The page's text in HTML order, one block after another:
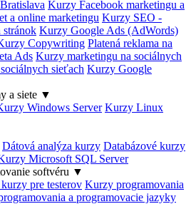
Kurzy Facebook marketingu a
a online marketingu Kurzy SEO -
stránok Kurzy Google Ads (AdWords)
Copywriting Platená reklama na
Ads Kurzy marketingu na sociálnych
sieťach Kurzy Google
a siete ▼
Windows Server Kurzy Linux
Dátová analýza kurzy Databázové kurzy
Microsoft SQL Server
softvéru ▼
pre testerov Kurzy programovania
a programovacie jazyky